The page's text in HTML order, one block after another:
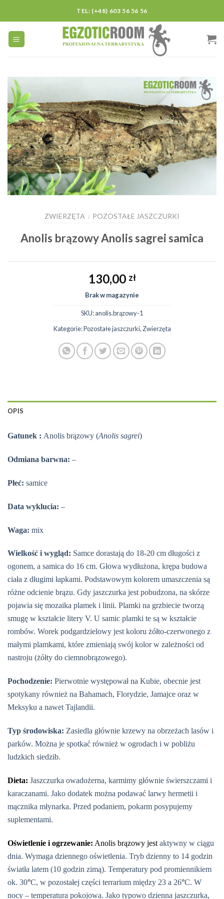
content
TEL: (+48) 603 56 56 56
ZWIERZĘTA / POZOSTAŁE JASZCZURKI
Anolis brązowy Anolis sagrei samica
130,00 zł
Brak w magazynie
SKU:anolis.brązowy-1
Kategorie:Pozostałe jaszczurki,Zwierzęta
OPIS
Gatunek : Anolis brązowy (Anolis sagrei)
Odmiana barwna: –
Płeć: samice
Data wyklucia: –
Waga: mix
Wielkość i wygląd: Samce dorastają do 18-20 cm długości z
ogonem, a samica do 16 cm. Głowa wydłużona, krępa budowa
ciała z długimi łapkami. Podstawowym kolorem umaszczenia są
różne odcienie brązu. Gdy jaszczurka jest pobudzona, na skórze
pojawia się mozaika plamek i linii. Plamki na grzbiecie tworzą
smugę w kształcie litery V. U samic plamki te są w kształcie
rombów. Worek podgardzielowy jest koloru żółto-czerwonego z
małymi plamkami, które zmieniają swój kolor w zależności od
nastroju (żółty do ciemnobrązowego).
Pochodzenie: Pierwotnie występował na Kubie, obecnie jest
spotykany również na Bahamach, Florydzie, Jamajce oraz w
Meksyku a nawet Tajlandii.
Typ środowiska: Zasiedla głównie krzewy na obrzeżach lasów i
parków. Można je spotkać również w ogrodach i w pobliżu
ludzkich siedzib.
Dieta: Jaszczurka owadożerna, karmimy głównie świerszczami i
karaczanami. Jako dodatek można podawać larwy hermetii i
mącznika młynarka. Przed podaniem, pokarm posypujemy
suplementami.
Oświetlenie i ogrzewanie: Anolis brązowy jest aktywny w ciągu
dnia. Wymaga dziennego oświetlenia. Tryb dzienny to 14 godzin
światła latem (10 godzin zimą). Temperatury pod promiennikiem
ok. 30°C, w pozostałej części terrarium między 23 a 26°C. W
nocy – temperatura pokojowa. Jako typowo dzienna jaszczurka,